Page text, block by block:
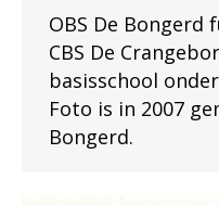
OBS De Bongerd
CBS De
basisschool onder
Foto is in 2007
Bongerd.